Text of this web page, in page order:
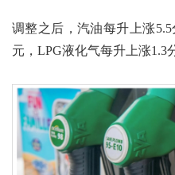
调整之后，汽油每升上涨
元，LPG液化气每升上涨1.3